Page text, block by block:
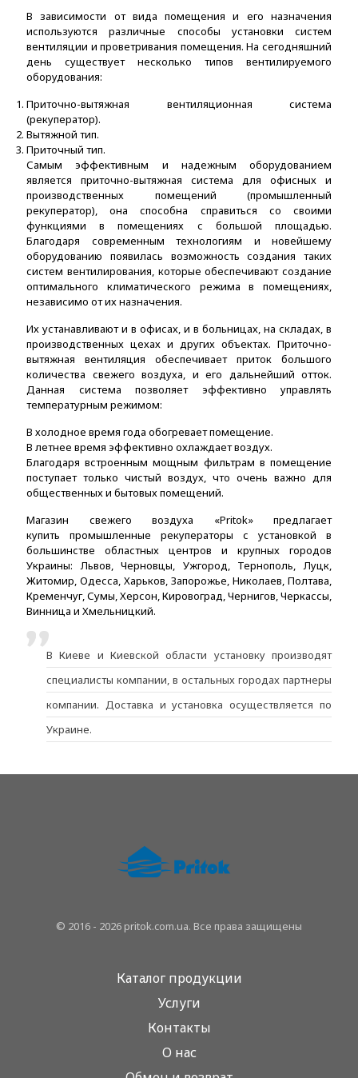
В зависимости от вида помещения и его назначения
используются различные способы установки систем
вентиляции и проветривания помещения. На сегодняшний
день существует несколько типов вентилируемого
оборудования:
Приточно-вытяжная вентиляционная система
(рекуператор).
Вытяжной тип.
Приточный тип.
Самым эффективным и надежным оборудованием
является приточно-вытяжная система для офисных и
производственных помещений (промышленный
рекуператор), она способна справиться со своими
функциями в помещениях с большой площадью.
Благодаря современным технологиям и новейшему
оборудованию появилась возможность создания таких
систем вентилирования, которые обеспечивают создание
оптимального климатического режима в помещениях,
независимо от их назначения.
Их устанавливают и в офисах, и в больницах, на складах, в
производственных цехах и других объектах. Приточно-
вытяжная вентиляция обеспечивает приток большого
количества свежего воздуха, и его дальнейший отток.
Данная система позволяет эффективно управлять
температурным режимом:
В холодное время года обогревает помещение.
В летнее время эффективно охлаждает воздух.
Благодаря встроенным мощным фильтрам в помещение
поступает только чистый воздух, что очень важно для
общественных и бытовых помещений.
Магазин свежего воздуха «Pritok» предлагает
купить промышленные рекуператоры с установкой в
большинстве областных центров и крупных городов
Украины: Львов, Черновцы, Ужгород, Тернополь, Луцк,
Житомир, Одесса, Харьков, Запорожье, Николаев, Полтава,
Кременчуг, Сумы, Херсон, Кировоград, Чернигов, Черкассы,
Винница и Хмельницкий.
В Киеве и Киевской области установку производят
специалисты компании, в остальных городах партнеры
компании. Доставка и установка осуществляется по
Украине.
© 2016 - 2026 pritok.com.ua. Все права защищены
Каталог продукции
Услуги
Контакты
О нас